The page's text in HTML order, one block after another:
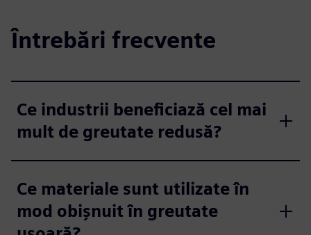
Întrebări frecvente
Ce industrii beneficiază cel mai
mult de greutate redusă?
Ce materiale sunt utilizate în
mod obișnuit în greutate